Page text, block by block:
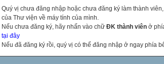
Quý vị chưa đăng nhập hoặc chưa đăng ký làm thành
của Thư viện về máy tính của mình.
Nếu chưa đăng ký, hãy nhấn vào chữ ĐK thành viên ở
tại đây
Nếu đã đăng ký rồi, quý vị có thể đăng nhập ở ngay phía